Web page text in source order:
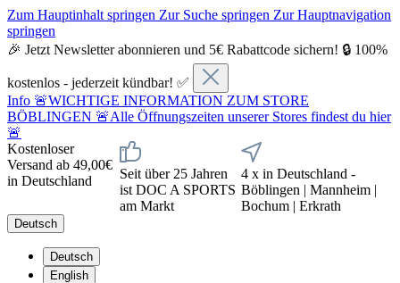
Zum Hauptinhalt springen Zur Suche springen Zur Hauptnavigation
springen
🎉 Jetzt Newsletter abonnieren und 5€ Rabattcode sichern! 🔒 100%
kostenlos - jederzeit kündbar! ✅
Info 🚨WICHTIGE INFORMATION ZUM STORE
BÖBLINGEN 🚨Alle Öffnungszeiten unserer Stores findest du hier
🚨
Kostenloser
Versand ab 49,00€
in Deutschland
Seit über 25 Jahren
ist DOC A SPORTS
am Markt
4 x in Deutschland -
Böblingen | Mannheim |
Bochum | Erkrath
Deutsch
Deutsch
English